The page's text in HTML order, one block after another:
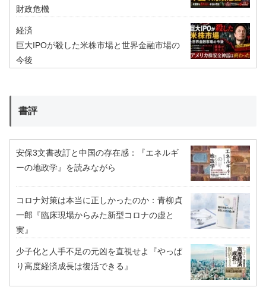
財政危機
経済
巨大IPOが殺した米株市場と世界金融市場の
今後
書評
安保3文書改訂と中国の存在感：『エネルギ
ーの地政学』を読みながら
コロナ対策は本当に正しかったのか：青柳貞
一郎『臨床現場からみた新型コロナの虚と
実』
少子化と人手不足の元凶を直視せよ『やっぱ
り高度経済成長は復活できる』